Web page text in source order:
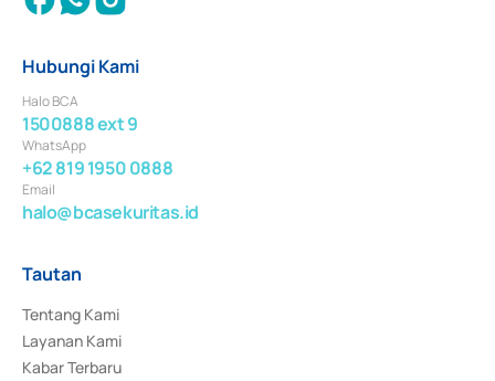
Hubungi Kami
Halo BCA
1500888 ext 9
WhatsApp
+62 819 1950 0888
Email
halo@bcasekuritas.id
Tautan
Tentang Kami
Layanan Kami
Kabar Terbaru